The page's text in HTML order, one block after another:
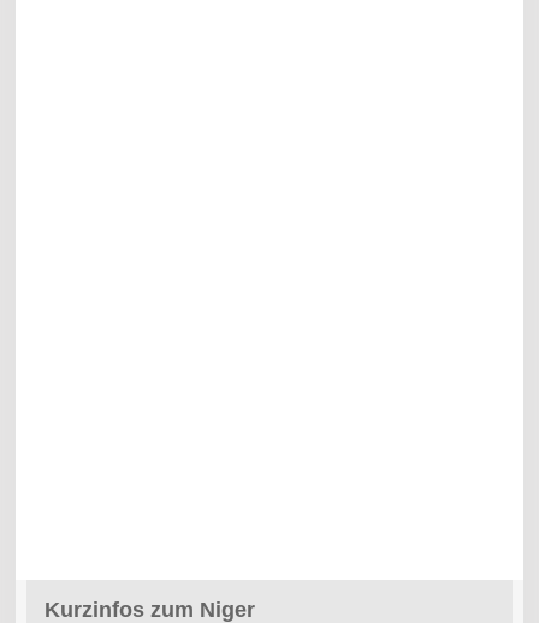
Kurzinfos zum Niger